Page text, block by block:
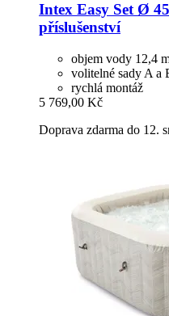
Intex Easy Set Ø
příslušenství
objem vody 12,4
volitelné sady A a
rychlá montáž
5 769,00 Kč
Doprava zdarma do 12.